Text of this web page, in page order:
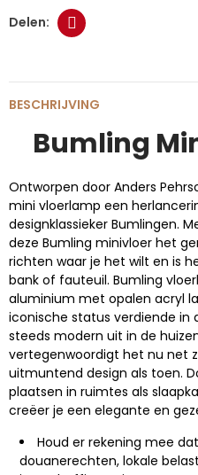
BESCHRIJVING
Bumling
Ontworpen door Anders
mini vloerlamp een
designklassieker Bumlingen.
deze Bumling minivloer het
richten waar je het wilt en is
bank of fauteuil. Bumling
aluminium met opalen acryl
iconische status verdiende in
steeds modern uit in de
vertegenwoordigt het nu net
uitmuntend design als toen.
plaatsen in ruimtes als
creëer je een elegante en
Houd er rekening mee
douanerechten, lokale